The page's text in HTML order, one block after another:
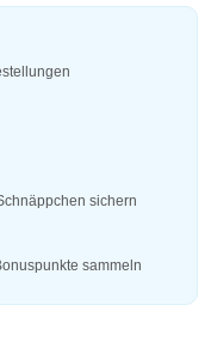
sichern
sammeln